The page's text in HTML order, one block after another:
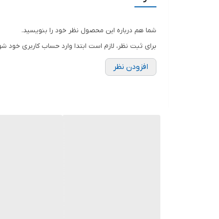
شما هم درباره این محصول نظر خود را بنویسید.
برای ثبت نظر، لازم است ابتدا وارد حساب کاربری خود
افزودن نظر